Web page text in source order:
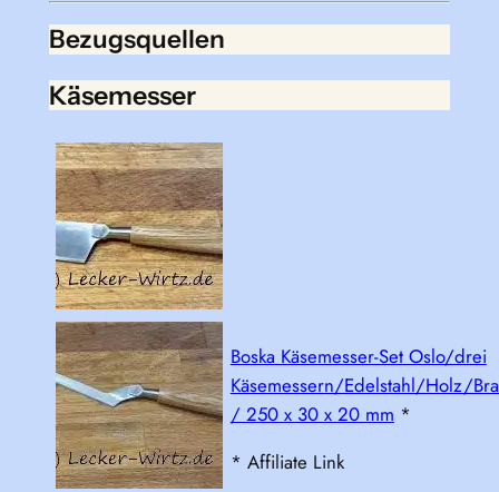
Bezugsquellen
Käsemesser
Boska Käsemesser-Set Oslo/drei
Käsemessern/Edelstahl/Holz/
/ 250 x 30 x 20 mm *
* Affiliate Link